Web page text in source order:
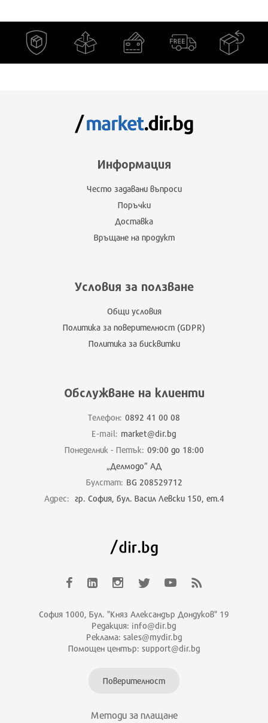
Информация
Често задавани въпроси
Поръчки
Доставка
Връщане на продукт
Условия за ползване
Общи условия
Политика за поверителност (GDPR)
Политика за бисквитки
Обслужване на клиенти
Телефон: 0892 41 00 08
E-mail: market@dir.bg
Понеделник - Петък: 09:00 до 18:00
„Делмодо” АД
Булстат: BG 208529712
Адрес: гр. София, бул. Васил Левски 150, ет.4
София 1000, Бул. "Княз Александър Дондуков" 19
Редакция: info@dir.bg
Реклама: sales@mydir.bg
Помощен център: support@dir.bg
Поверителност
Методи за плащане